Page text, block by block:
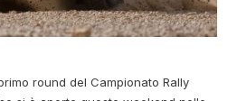
round del Campionato Rally